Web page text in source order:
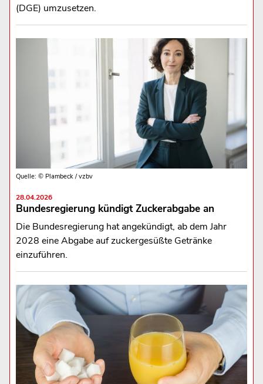
(DGE) umzusetzen.
Quelle: © Plambeck / vzbv
28.04.2026
Bundesregierung kündigt Zuckerabgabe an
Die Bundesregierung hat angekündigt, ab dem Jahr
2028 eine Abgabe auf zuckergesüßte Getränke
einzuführen.